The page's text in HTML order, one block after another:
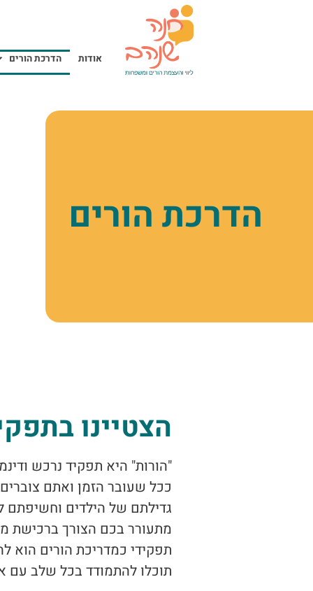
אודות הדרכת הורים
הדרכת הורים
הצטיינו
"הורות" היא תפקיד נרכש
ככל שעובר הזמן ואתם
גדילתם של הילדים וחשיפתם
מתעורר בכם הצורך ברכישת
תפקידי כמדריכת הורים הוא
תוכלו להתמודד בכל שלב עם